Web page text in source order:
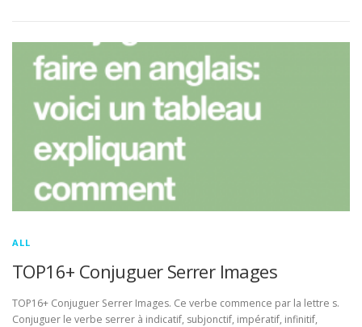
ALL
TOP16+ Conjuguer Serrer Images
TOP16+ Conjuguer Serrer Images. Ce verbe commence par la lettre s.
Conjuguer le verbe serrer à indicatif, subjonctif, impératif, infinitif,